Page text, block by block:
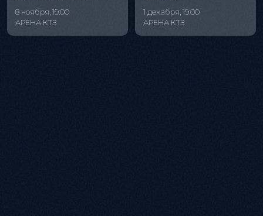
8 ноября, 19:00
АРЕНА КТЗ
1 декабря, 19:00
АРЕНА КТЗ